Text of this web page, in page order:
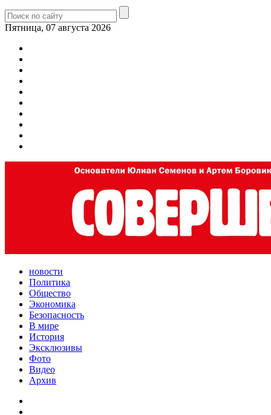
Пятница, 07 августа 2026
новости
Политика
Общество
Экономика
Безопасность
В мире
История
Эксклюзивы
Фото
Видео
Архив